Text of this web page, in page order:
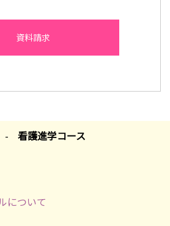
資料請求
看護進学コース
について